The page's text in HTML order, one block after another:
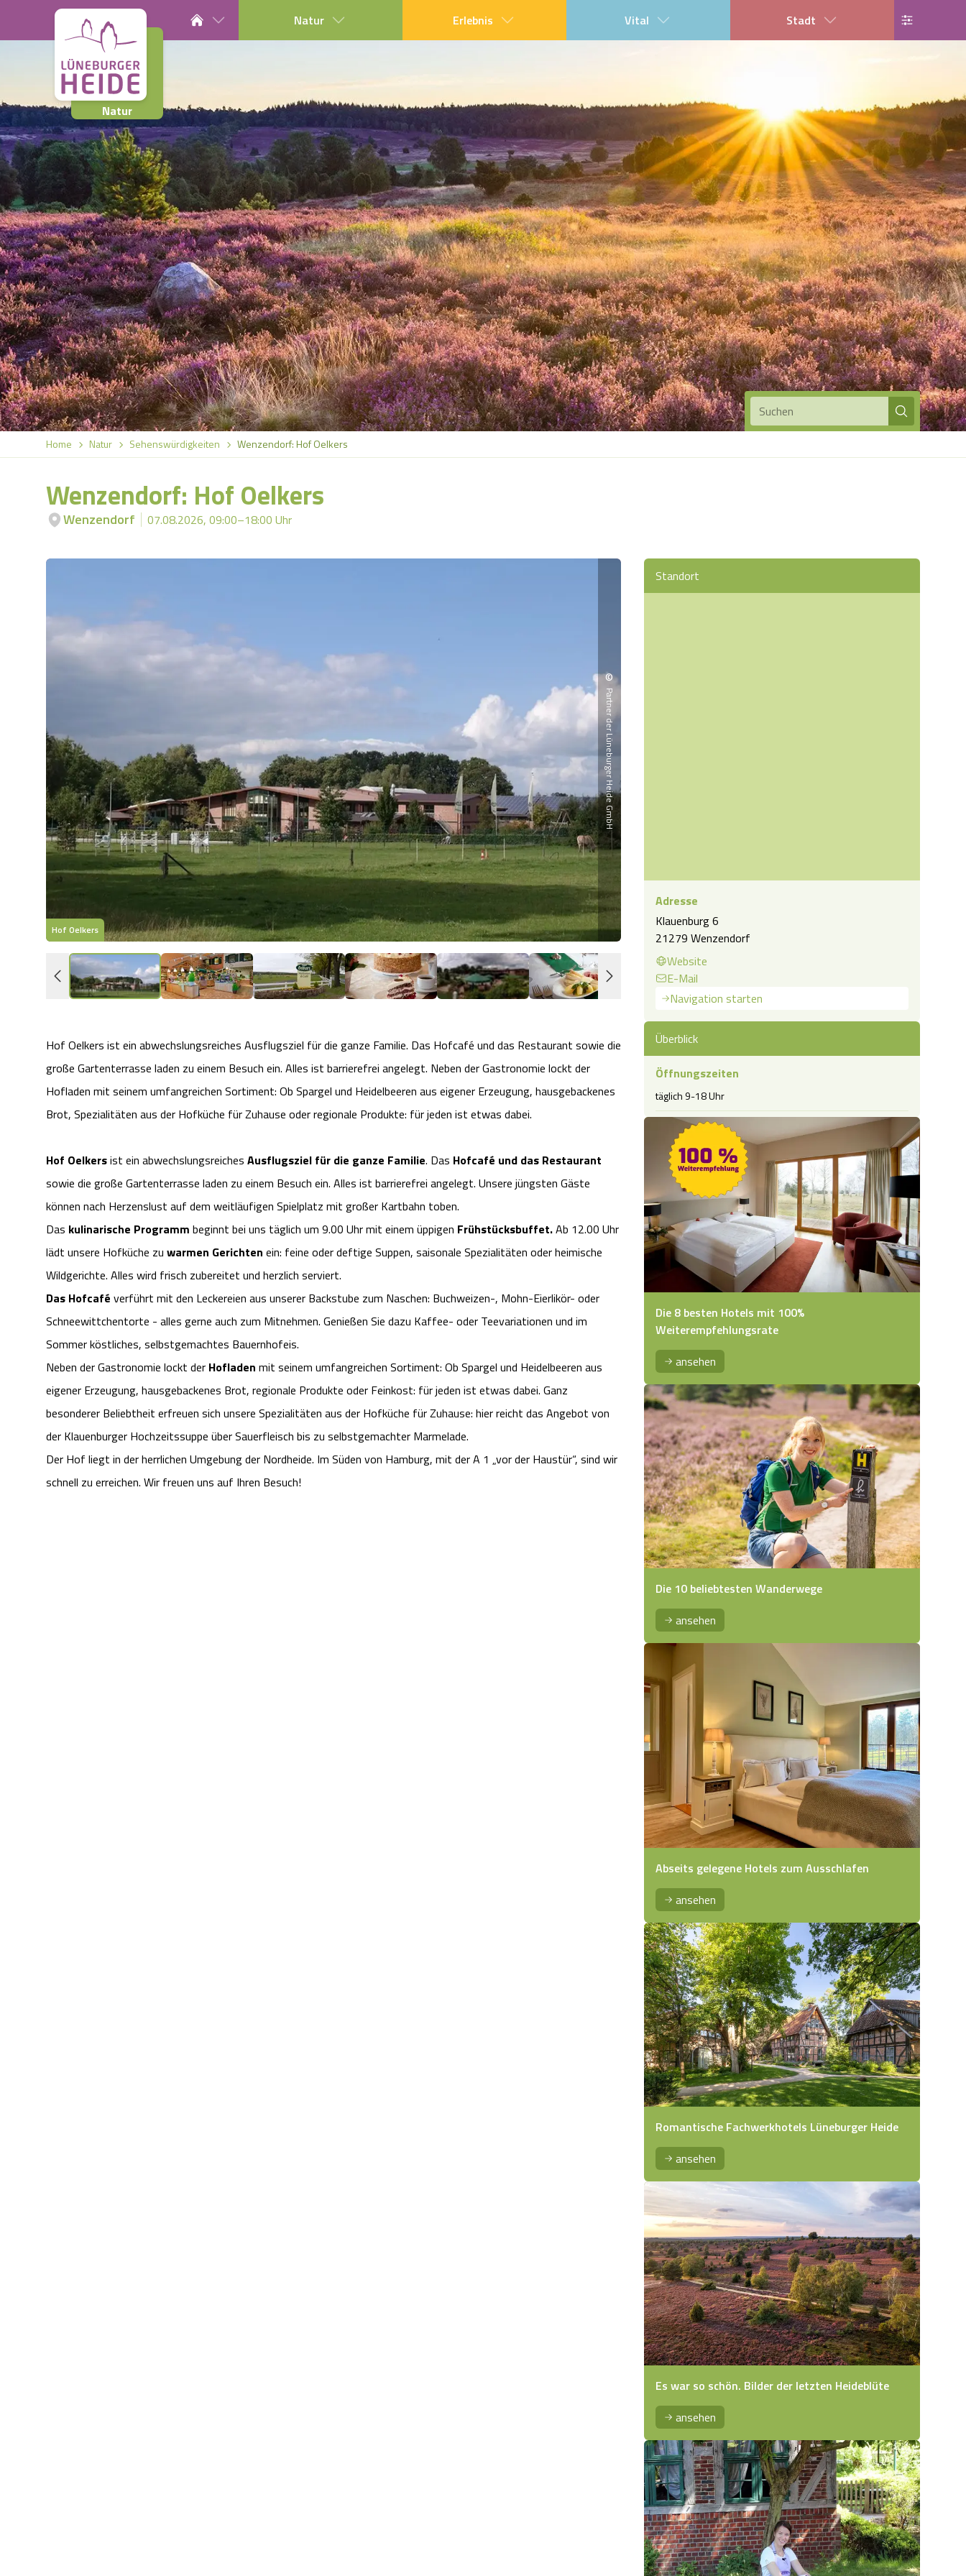
Natur
Natur Erlebnis Vital Stadt
Suchen
Home Natur Sehenswürdigkeiten Wenzendorf: Hof Oelkers
Wenzendorf: Hof Oelkers
Wenzendorf 07.08.2026, 09:00–18:00 Uhr
Hof Oelkers
©
Partner der Lüneburger Heide GmbH
Hofladen Wenzendorf: Hof Oelkers
Hof Oelkers ist ein abwechslungsreiches Ausflugsziel für die ganze Familie. Das Hofcafé und das Restaurant sowie die
große Gartenterrasse laden zu einem Besuch ein. Alles ist barrierefrei angelegt. Neben der Gastronomie lockt der
Hofladen mit seinem umfangreichen Sortiment: Ob Spargel und Heidelbeeren aus eigener Erzeugung, hausgebackenes
Brot, Spezialitäten aus der Hofküche für Zuhause oder regionale Produkte: für jeden ist etwas dabei.
Hof Oelkersist ein abwechslungsreiches Ausflugsziel für die ganze Familie. Das Hofcafé und das Restaurant
sowie die große Gartenterrasse laden zu einem Besuch ein. Alles ist barrierefrei angelegt. Unsere jüngsten Gäste
können nach Herzenslust auf dem weitläufigen Spielplatz mit großer Kartbahn toben.
Das kulinarische Programm beginnt bei uns täglich um 9.00 Uhr mit einem üppigen Frühstücksbuffet.Ab 12.00 Uhr
lädt unsere Hofküche zu warmen Gerichten ein: feine oder deftige Suppen, saisonale Spezialitäten oder heimische
Wildgerichte. Alles wird frisch zubereitet und herzlich serviert.
Das Hofcafé verführt mit den Leckereien aus unserer Backstube zum Naschen: Buchweizen-, Mohn-Eierlikör- oder
Schneewittchentorte - alles gerne auch zum Mitnehmen. Genießen Sie dazu Kaffee- oder Teevariationen und im
Sommer köstliches, selbstgemachtes Bauernhofeis.
Neben der Gastronomie lockt der Hofladen mit seinem umfangreichen Sortiment: Ob Spargel und Heidelbeeren aus
eigener Erzeugung, hausgebackenes Brot, regionale Produkte oder Feinkost: für jeden ist etwas dabei. Ganz
besonderer Beliebtheit erfreuen sich unsere Spezialitäten aus der Hofküche für Zuhause: hier reicht das Angebot von
der Klauenburger Hochzeitssuppe über Sauerfleisch bis zu selbstgemachter Marmelade.
Der Hof liegt in der herrlichen Umgebung der Nordheide. Im Süden von Hamburg, mit der A 1 „vor der Haustür“, sind wir
schnell zu erreichen. Wir freuen uns auf Ihren Besuch!
Standort
Adresse
Klauenburg 6
21279 Wenzendorf
Website
E-Mail
Navigation starten
Überblick
Öffnungszeiten
täglich 9-18 Uhr
Die 8 besten Hotels mit 100%
Weiterempfehlungsrate
ansehen
Die 10 beliebtesten Wanderwege
ansehen
Abseits gelegene Hotels zum Ausschlafen
ansehen
Romantische Fachwerkhotels Lüneburger Heide
ansehen
Es war so schön. Bilder der letzten Heideblüte
ansehen